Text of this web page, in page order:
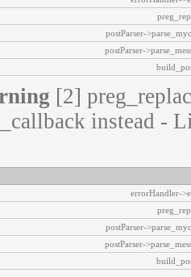
postParser-
postParser-
[2]
instead -
errorHandler-
postParser-
postParser-